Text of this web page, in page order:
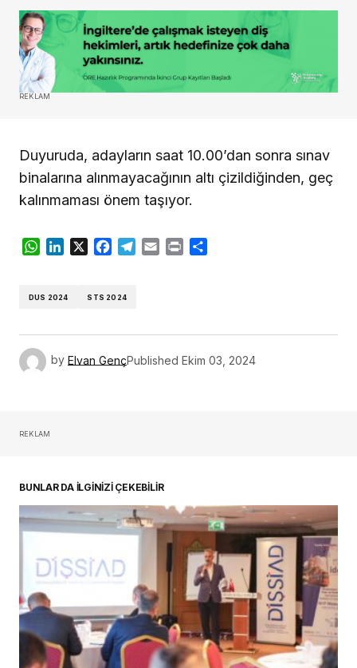
REKLAM
Duyuruda, adayların saat 10.00’dan sonra sınav
binalarına alınmayacağının altı çizildiğinden, geç
kalınmaması önem taşıyor.
WhatsApp
LinkedIn
X Facebook
Telegram
Email Print
DUS 2024 STS 2024
by Elvan GençPublished Ekim 03, 2024
REKLAM
BUNLAR DA İLGİNİZİ ÇEKEBİLİR